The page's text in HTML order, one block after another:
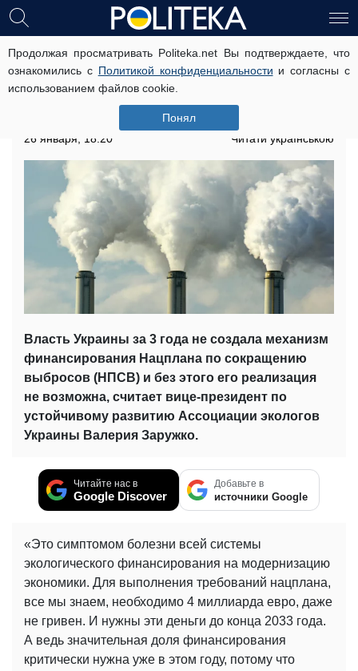
Продолжая просматривать Politeka.net Вы подтверждаете, что
ознакомились с Политикой конфиденциальности и согласны с
использованием файлов cookie.
Понял
Власть за 3 года не создала
механизм финансирования
Нацплана по сокращению
выбросов – Заружко
26 января, 18:20 Читати українською
Власть Украины за 3 года не создала механизм
финансирования Нацплана по сокращению
выбросов (НПСВ) и без этого его реализация
не возможна, считает вице-президент по
устойчивому развитию Ассоциации экологов
Украины Валерия Заружко.
Читайте нас в
Google Discover
Добавьте в
источники Google
«Это симптомом болезни всей системы
экологического финансирования на модернизацию
экономики. Для выполнения требований нацплана,
все мы знаем, необходимо 4 миллиарда евро, даже
не гривен. И нужны эти деньги до конца 2033 года.
А ведь значительная доля финансирования
критически нужна уже в этом году, потому что